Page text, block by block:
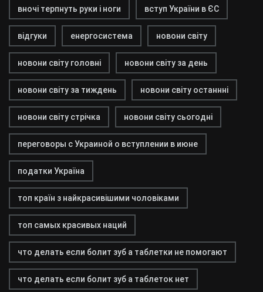
вночі терпнуть руки і ноги вступ України в ЄС
відгуки енергосистема новони світу
новони світу головні новони світу за день
новони світу за тиждень новони світу останнні
новони світу стрічка новони світу сьогодні
переговоры с Украиной о вступлении в июне
податки Україна
топ країн з найкрасивішими чоловіками
топ самых красивых наций
что делать если болит зуб а таблетки не помогают
что делать если болит зуб а таблеток нет